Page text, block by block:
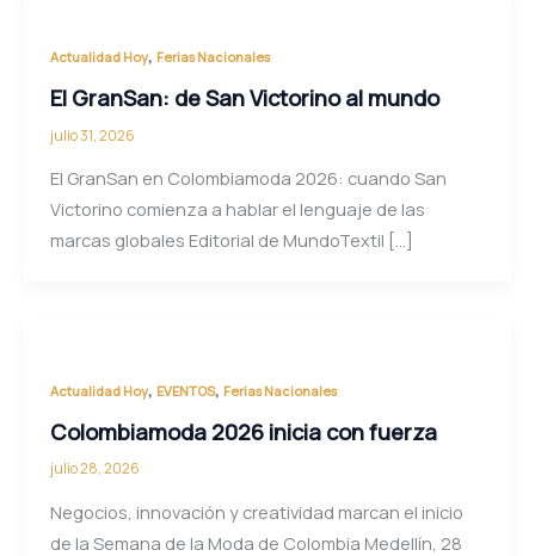
Actualidad Hoy, Ferias Nacionales
El GranSan: de San Victorino al mundo
julio 31, 2026
El GranSan en Colombiamoda 2026: cuando San
Victorino comienza a hablar el lenguaje de las
marcas globales Editorial de MundoTextil […]
Actualidad Hoy, EVENTOS, Ferias Nacionales
Colombiamoda 2026 inicia con fuerza
julio 28, 2026
Negocios, innovación y creatividad marcan el inicio
de la Semana de la Moda de Colombia Medellín, 28